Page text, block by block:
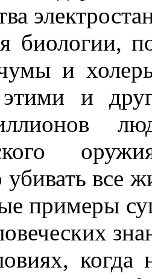
биологии,
и
и
убивать все
примеры
когда